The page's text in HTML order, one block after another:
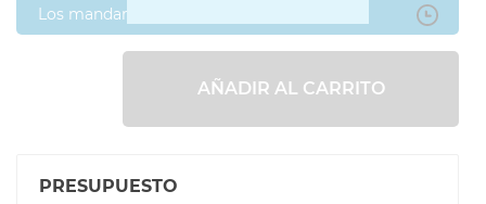
Los mandaré después
AÑADIR AL CARRITO
PRESUPUESTO